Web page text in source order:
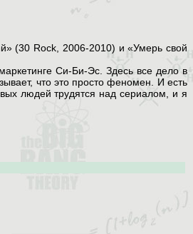
(30 Rock, 2006-2010) и «Умерь свой
Си-Би-Эс. Здесь все дело в
что это просто феномен. И есть
людей трудятся над сериалом, и я